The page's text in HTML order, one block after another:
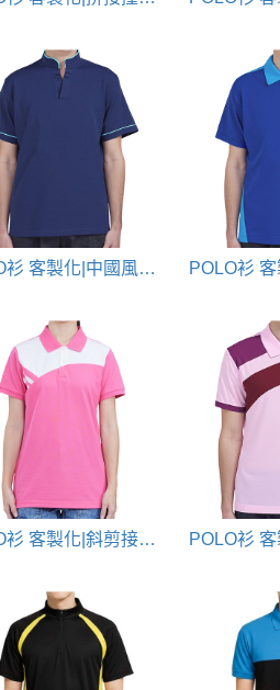
POLO衫 客製化|中國風立領款
POLO衫 客製化|斜剪接配色款